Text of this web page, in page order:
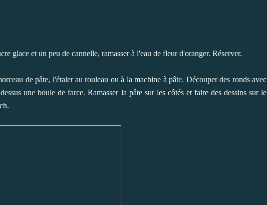
glace et un peu de cannelle, ramasser à l'eau de fleur d'oranger. Réserver.
de pâte, l'étaler au rouleau ou à la machine à pâte. Découper des ronds avec
une boule de farce. Ramasser la pâte sur les côtés et faire des dessins sur le